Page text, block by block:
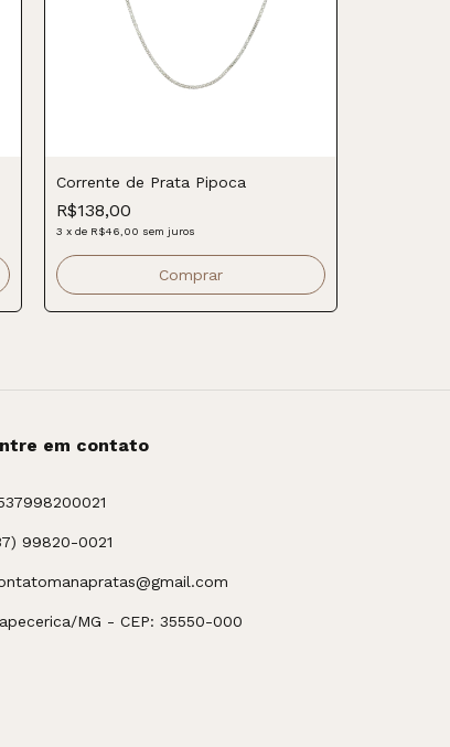
Corrente de Prata Pipoca
R$138,00
3 x de R$46,00 sem juros
em contato
99820-0021
MG - CEP: 35550-000